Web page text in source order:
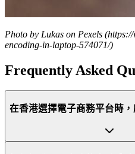
Photo by Lukas on Pexels
encoding-in-laptop-574071/)
Frequently Asked
在香港選擇電子商務平台時